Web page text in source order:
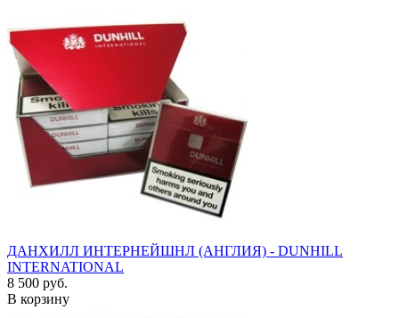
ДАНХИЛЛ ИНТЕРНЕЙШНЛ (АНГЛИЯ) - DUNHILL
INTERNATIONAL
8 500 руб.
В корзину